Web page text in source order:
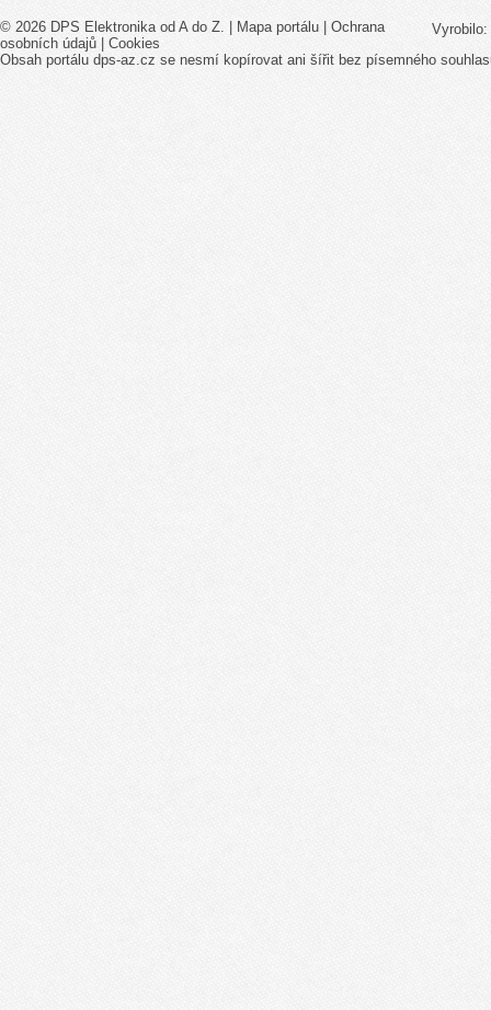
Vyrobilo:
© 2026 DPS Elektronika od A do Z. | Mapa portálu
Ochrana
osobních údajů
Cookies
Obsah portálu dps-az.cz se nesmí kopírovat ani šířit bez písemného